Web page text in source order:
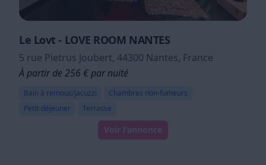
Le Lovt - LOVE ROOM NANTES
5 rue Pietrus Joubert, 44300 Nantes, France
À partir de 256 € par nuité
Bain à remous/jacuzzi
Chambres non-fumeurs
Petit-déjeuner
Terrasse
Voir l'annonce